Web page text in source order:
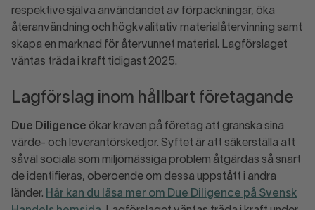
respektive själva användandet av förpackningar, öka
återanvändning och högkvalitativ materialåtervinning samt
skapa en marknad för återvunnet material. Lagförslaget
väntas träda i kraft tidigast 2025.
Lagförslag inom hållbart företagande
Due Diligence ökar kraven på företag att granska sina
värde- och leverantörskedjor. Syftet är att säkerställa att
såväl sociala som miljömässiga problem åtgärdas så snart
de identifieras, oberoende om dessa uppstått i andra
länder. Här kan du läsa mer om Due Diligence på Svensk